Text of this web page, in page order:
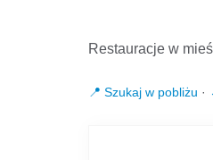
Restauracje w
📍 Szukaj w pobliżu ·